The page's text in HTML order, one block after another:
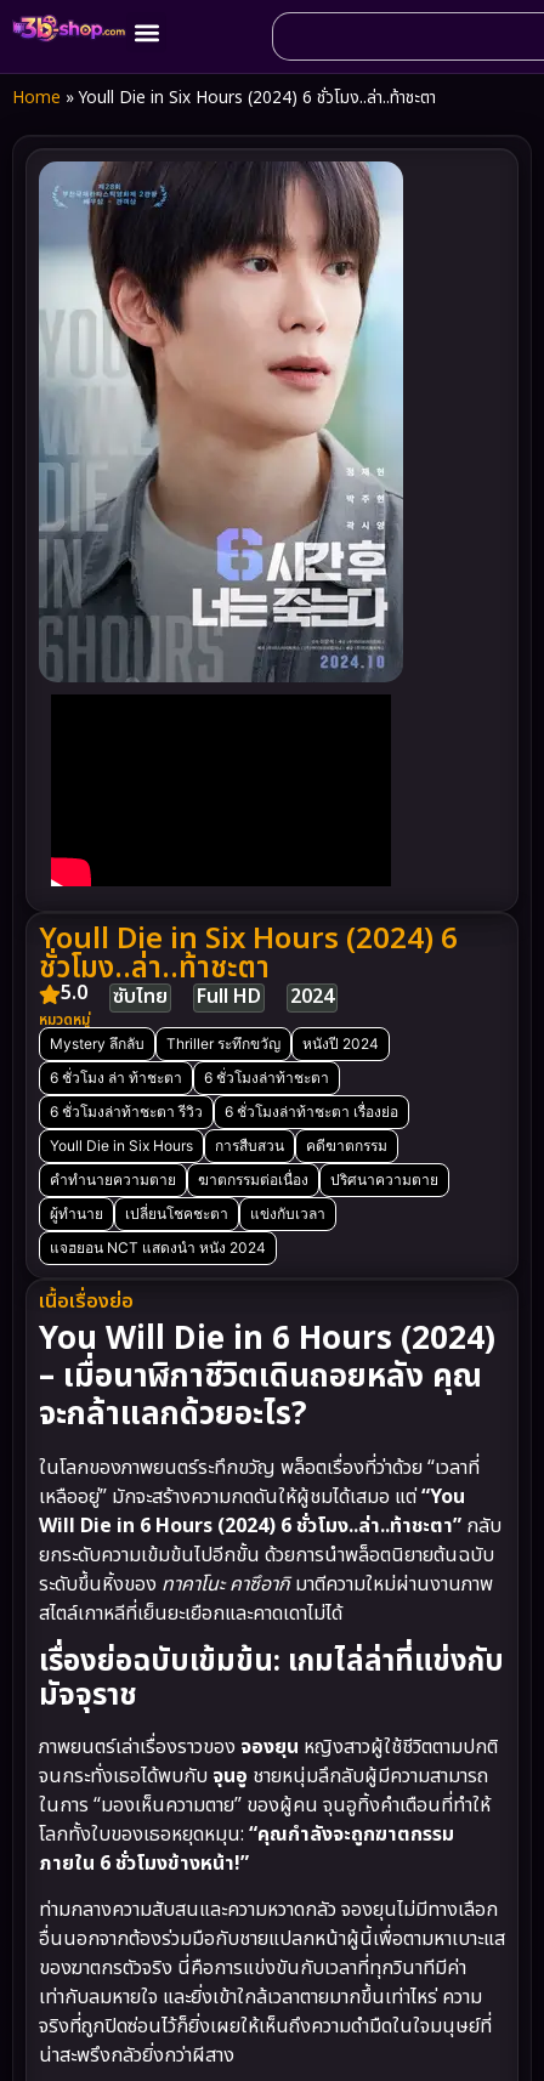
Home »Youll Die in Six Hours (2024) 6 ชั่วโมง..ล่า..ท้าชะตา
Youll Die in Six Hours (2024) 6
ชั่วโมง..ล่า..ท้าชะตา
5.0 ซับไทย Full HD 2024
หมวดหมู่
Mystery ลึกลับ Thriller ระทึกขวัญ
หนังปี 2024
6 ชั่วโมง ล่า ท้าชะตา
6 ชั่วโมงล่าท้าชะตา
6 ชั่วโมงล่าท้าชะตา รีวิว
6 ชั่วโมงล่าท้าชะตา เรื่องย่อ
Youll Die in Six Hours
การสืบสวน
คดีฆาตกรรม
คำทำนายความตาย
ฆาตกรรมต่อเนื่อง
ปริศนาความตาย
ผู้ทำนาย
เปลี่ยนโชคชะตา
แข่งกับเวลา
แจฮยอน NCT แสดงนำ หนัง 2024
เนื้อเรื่องย่อ
You Will Die in 6 Hours (2024)
– เมื่อนาฬิกาชีวิตเดินถอยหลัง คุณ
จะกล้าแลกด้วยอะไร?
ในโลกของภาพยนตร์ระทึกขวัญ พล็อตเรื่องที่ว่าด้วย “เวลาที่
เหลืออยู่” มักจะสร้างความกดดันให้ผู้ชมได้เสมอ แต่“You
Will Die in 6 Hours (2024) 6 ชั่วโมง..ล่า..ท้าชะตา” กลับ
ยกระดับความเข้มข้นไปอีกขั้น ด้วยการนำพล็อตนิยายต้นฉบับ
ระดับขึ้นหิ้งของ ทาคาโนะ คาซึอากิมาตีความใหม่ผ่านงานภาพ
สไตล์เกาหลีที่เย็นยะเยือกและคาดเดาไม่ได้
เรื่องย่อฉบับเข้มข้น: เกมไล่ล่าที่แข่งกับ
มัจจุราช
ภาพยนตร์เล่าเรื่องราวของ จองยุน หญิงสาวผู้ใช้ชีวิตตามปกติ
จนกระทั่งเธอได้พบกับ จุนอู ชายหนุ่มลึกลับผู้มีความสามารถ
ในการ “มองเห็นความตาย” ของผู้คน จุนอูทิ้งคำเตือนที่ทำให้
โลกทั้งใบของเธอหยุดหมุน: “คุณกำลังจะถูกฆาตกรรม
ภายใน 6 ชั่วโมงข้างหน้า!”
ท่ามกลางความสับสนและความหวาดกลัว จองยุนไม่มีทางเลือก
อื่นนอกจากต้องร่วมมือกับชายแปลกหน้าผู้นี้เพื่อตามหาเบาะแส
ของฆาตกรตัวจริง นี่คือการแข่งขันกับเวลาที่ทุกวินาทีมีค่า
เท่ากับลมหายใจ และยิ่งเข้าใกล้เวลาตายมากขึ้นเท่าไหร่ ความ
จริงที่ถูกปิดซ่อนไว้ก็ยิ่งเผยให้เห็นถึงความดำมืดในใจมนุษย์ที่
น่าสะพรึงกลัวยิ่งกว่าผีสาง